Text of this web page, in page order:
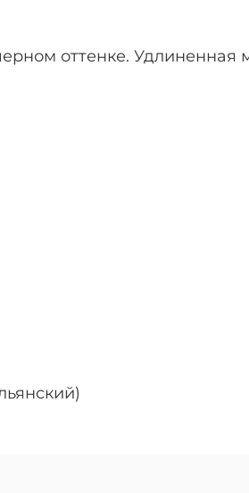
оттенке.